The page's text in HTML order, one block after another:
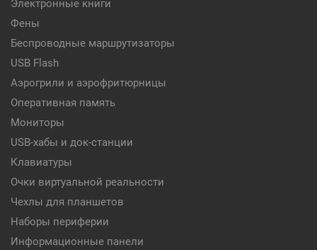
Электронные книги
Фены
Беспроводные маршрутизаторы
USB Flash
Аэрогрили и аэрофритюрницы
Оперативная память
Мониторы
USB-хабы и док-станции
Клавиатуры
Очки виртуальной реальности
Чехлы для планшетов
Наборы периферии
Информационные панели